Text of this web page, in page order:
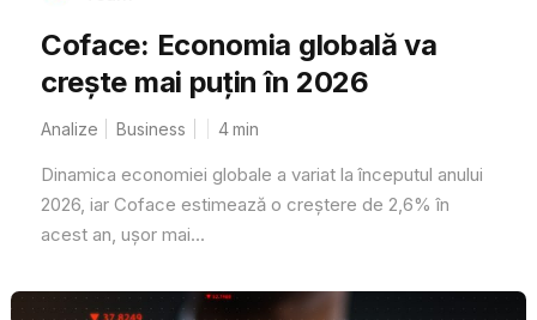
Coface: Economia globală va
crește mai puțin în 2026
Analize Business 4min
Dinamica economiei globale a variat la începutul anului
2026, iar Coface estimează o creștere de 2,6% în
acest an, ușor mai...